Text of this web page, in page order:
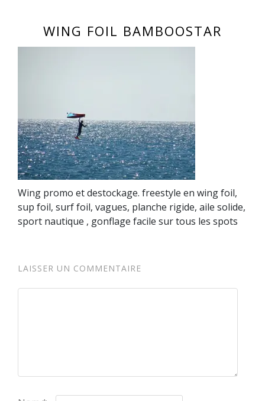
WING FOIL BAMBOOSTAR
Wing promo et destockage. freestyle en wing foil,
sup foil, surf foil, vagues, planche rigide, aile solide,
sport nautique , gonflage facile sur tous les spots
LAISSER UN COMMENTAIRE